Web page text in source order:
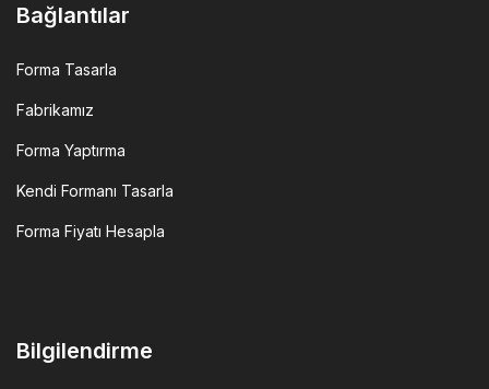
Bağlantılar
Forma Tasarla
Fabrikamız
Forma Yaptırma
Kendi Formanı Tasarla
Forma Fiyatı Hesapla
Bilgilendirme